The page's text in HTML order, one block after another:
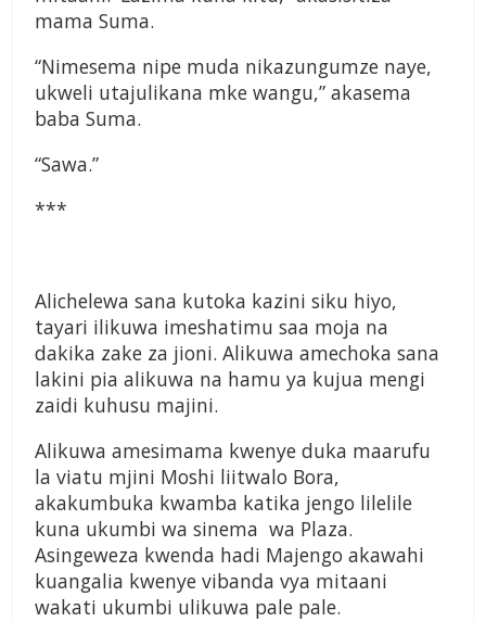
mama Suma.
“Nimesema nipe muda nikazungumze naye,
ukweli utajulikana mke wangu,” akasema
baba Suma.
“Sawa.”
***
Alichelewa sana kutoka kazini siku hiyo,
tayari ilikuwa imeshatimu saa moja na
dakika zake za jioni. Alikuwa amechoka sana
lakini pia alikuwa na hamu ya kujua mengi
zaidi kuhusu majini.
Alikuwa amesimama kwenye duka maarufu
la viatu mjini Moshi liitwalo Bora,
akakumbuka kwamba katika jengo lilelile
kuna ukumbi wa sinema wa Plaza.
Asingeweza kwenda hadi Majengo akawahi
kuangalia kwenye vibanda vya mitaani
wakati ukumbi ulikuwa pale pale.